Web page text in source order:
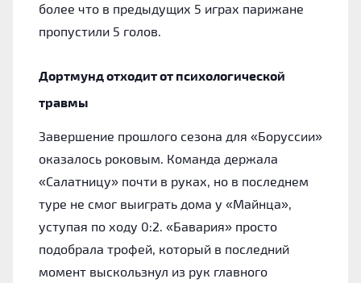
более что в предыдущих 5 играх парижане
пропустили 5 голов.
Дортмунд отходит от психологической
травмы
Завершение прошлого сезона для «Боруссии»
оказалось роковым. Команда держала
«Салатницу» почти в руках, но в последнем
туре не смог выиграть дома у «Майнца»,
уступая по ходу 0:2. «Бавария» просто
подобрала трофей, который в последний
момент выскользнул из рук главного